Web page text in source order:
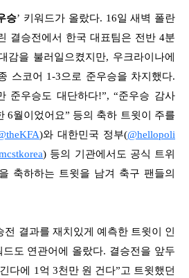
승’ 키워드가 올랐다. 16일 새벽 폴란
결승전에서 한국 대표팀은 전반 4분
감을 불러일으켰지만, 우크라이나에
스코어 1-3으로 준우승을 차지했다.
준우승도 대단하다!”, “준우승 감사
6월이었어요” 등의 축하 트윗이 주를
)와 대한민국 정부(@hellopoli
) 등의 기관에서도 공식 트위
축하하는 트윗을 남겨 축구 팬들의
결과를 재치있게 예측한 트윗이 인
드도 연관어에 올랐다. 결승전을 앞두
다에 1억 3천만 원 건다”고 트윗했던